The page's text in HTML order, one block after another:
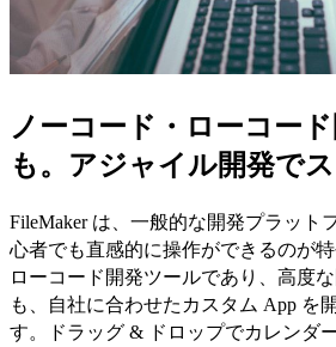
ノーコード・ローコー
も。アジャイル開発でス
FileMaker は、一般的な開発プラット
心者でも直感的に操作ができるのが
ローコード開発ツールであり、高度
も、自社に合わせたカスタム App を
す。ドラッグ & ドロップでカレンダ